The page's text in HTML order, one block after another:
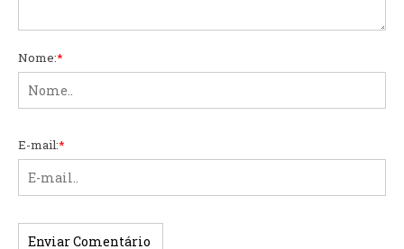
Nome:*
E-mail:*